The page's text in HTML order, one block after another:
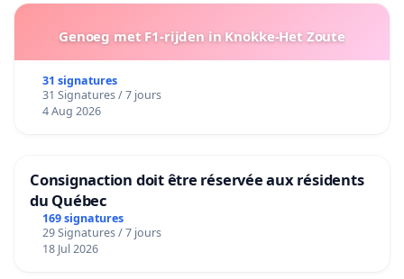
Genoeg met F1-rijden in Knokke-Het Zoute
31 signatures
31 Signatures / 7 jours
4 Aug 2026
Consignaction doit être réservée aux résidents
du Québec
169 signatures
29 Signatures / 7 jours
18 Jul 2026